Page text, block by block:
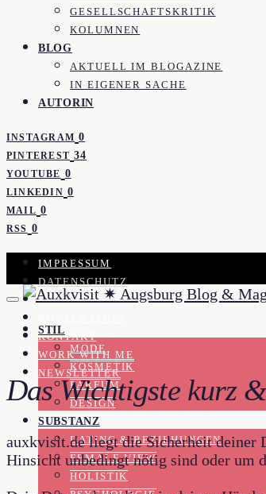
GESELLSCHAFTSKRITIK
KOLUMNEN
BLOG
AKTUELL IM BLOGAZINE
IN EIGENER SACHE
AUTORIN
INSTAGRAM 0
PINTEREST 34
YOUTUBE 0
LINKEDIN 0
MAIL 0
RSS 0
IMPRESSUM
DATENSCHUTZ
PRESSE
KONTAKT
WORK WITH ME
NEWSLETTER
STIL
MODE
KOSMETIK
PARFUM
DESIGN
SUBSTANZ
DATING & BEZIEHUNGEN
FEMALE VIEW
HOLISTIK
Das Wichtigste kurz
auxkvisit.de liegt die Sicherheit deiner
Hinsicht unbedingt nötig sind oder um